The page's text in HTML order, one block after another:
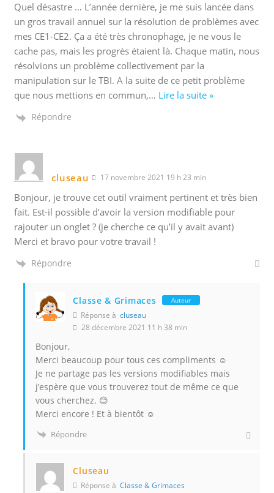
Quel désastre … L’année dernière, je me suis lancée dans
un gros travail annuel sur la résolution de problèmes avec
mes CE1-CE2. Ça a été très chronophage, je ne vous le
cache pas, mais les progrès étaient là. Chaque matin, nous
résolvions un problème collectivement par la
manipulation sur le TBI. A la suite de ce petit problème
que nous mettions en commun,… Lire la suite »
Répondre
cluseau 17 novembre 2021 19 h 23 min
Bonjour, je trouve cet outil vraiment pertinent et très bien
fait. Est-il possible d’avoir la version modifiable pour
rajouter un onglet ? (je cherche ce qu’il y avait avant)
Merci et bravo pour votre travail !
Répondre
Classe & Grimaces Auteur
Réponse àcluseau
28 décembre 2021 11 h 38 min
Bonjour,
Merci beaucoup pour tous ces compliments ☺️
Je ne partage pas les versions modifiables mais
j’espère que vous trouverez tout de même ce que
vous cherchez. 😊
Merci encore ! Et à bientôt ☺️
Répondre
Cluseau
Réponse àClasse & Grimaces